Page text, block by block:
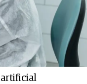
artificial